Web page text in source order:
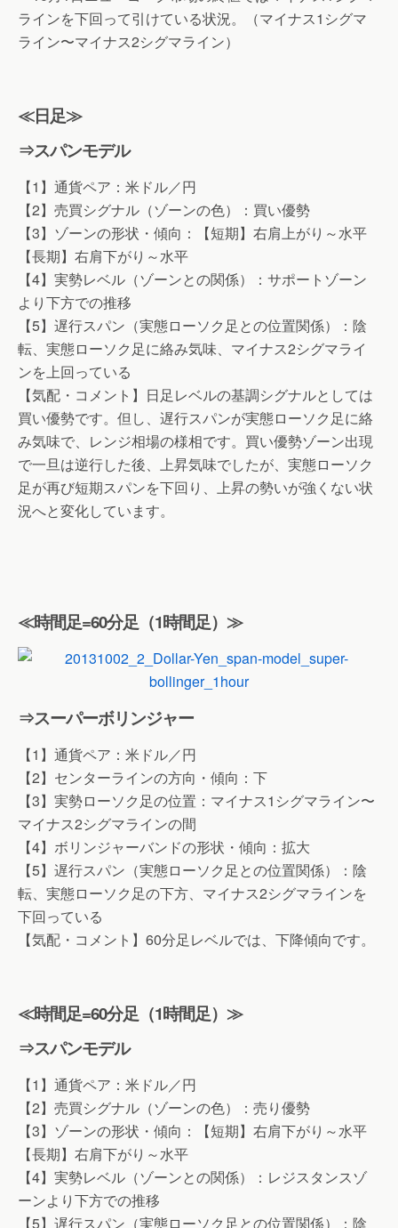
ラインを下回って引けている状況。（マイナス1シグマ
ライン〜マイナス2シグマライン）
≪日足≫
⇒スパンモデル
【1】通貨ペア：米ドル／円
【2】売買シグナル（ゾーンの色）：買い優勢
【3】ゾーンの形状・傾向：【短期】右肩上がり～水平
【長期】右肩下がり～水平
【4】実勢レベル（ゾーンとの関係）：サポートゾーン
より下方での推移
【5】遅行スパン（実態ローソク足との位置関係）：陰
転、実態ローソク足に絡み気味、マイナス2シグマライ
ンを上回っている
【気配・コメント】日足レベルの基調シグナルとしては
買い優勢です。但し、遅行スパンが実態ローソク足に絡
み気味で、レンジ相場の様相です。買い優勢ゾーン出現
で一旦は逆行した後、上昇気味でしたが、実態ローソク
足が再び短期スパンを下回り、上昇の勢いが強くない状
況へと変化しています。
≪時間足=60分足（1時間足）≫
⇒スーパーボリンジャー
【1】通貨ペア：米ドル／円
【2】センターラインの方向・傾向：下
【3】実勢ローソク足の位置：マイナス1シグマライン〜
マイナス2シグマラインの間
【4】ボリンジャーバンドの形状・傾向：拡大
【5】遅行スパン（実態ローソク足との位置関係）：陰
転、実態ローソク足の下方、マイナス2シグマラインを
下回っている
【気配・コメント】60分足レベルでは、下降傾向です。
≪時間足=60分足（1時間足）≫
⇒スパンモデル
【1】通貨ペア：米ドル／円
【2】売買シグナル（ゾーンの色）：売り優勢
【3】ゾーンの形状・傾向：【短期】右肩下がり～水平
【長期】右肩下がり～水平
【4】実勢レベル（ゾーンとの関係）：レジスタンスゾ
ーンより下方での推移
【5】遅行スパン（実態ローソク足との位置関係）：陰